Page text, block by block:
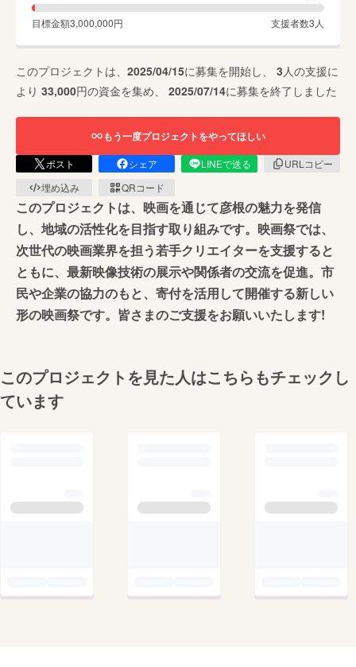
目標金額3,000,000円 支援者数3 人
このプロジェクトは、 2025/04/15に募集を開始し、 3 人の支援に
より 33,000円の資金を集め、 2025/07/14に募集を終了しました
もう一度プロジェクトをやってほしい
ポスト シェア LINEで送る
URLコピー
埋め込み
QRコード
このプロジェクトは、映画を通じて彦根の魅力を発信
し、地域の活性化を目指す取り組みです。映画祭では、
次世代の映画業界を担う若手クリエイターを支援すると
ともに、最新映像技術の展示や関係者の交流を促進。市
民や企業の協力のもと、寄付を活用して開催する新しい
形の映画祭です。皆さまのご支援をお願いいたします!
このプロジェクトを見た人はこちらもチェックし
ています